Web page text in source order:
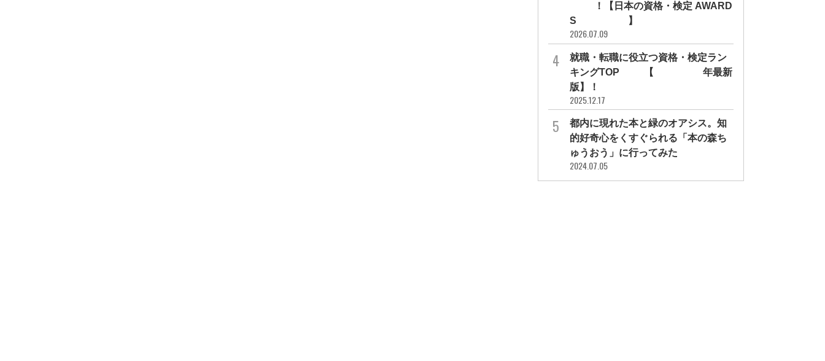
10！【日本の資格・検定 AWARD
S 2026】
2026.07.09
就職・転職に役立つ資格・検定ラン
キングTOP30【2026年最新
版】！
2025.12.17
都内に現れた本と緑のオアシス。知
的好奇心をくすぐられる「本の森ち
ゅうおう」に行ってみた
2024.07.05